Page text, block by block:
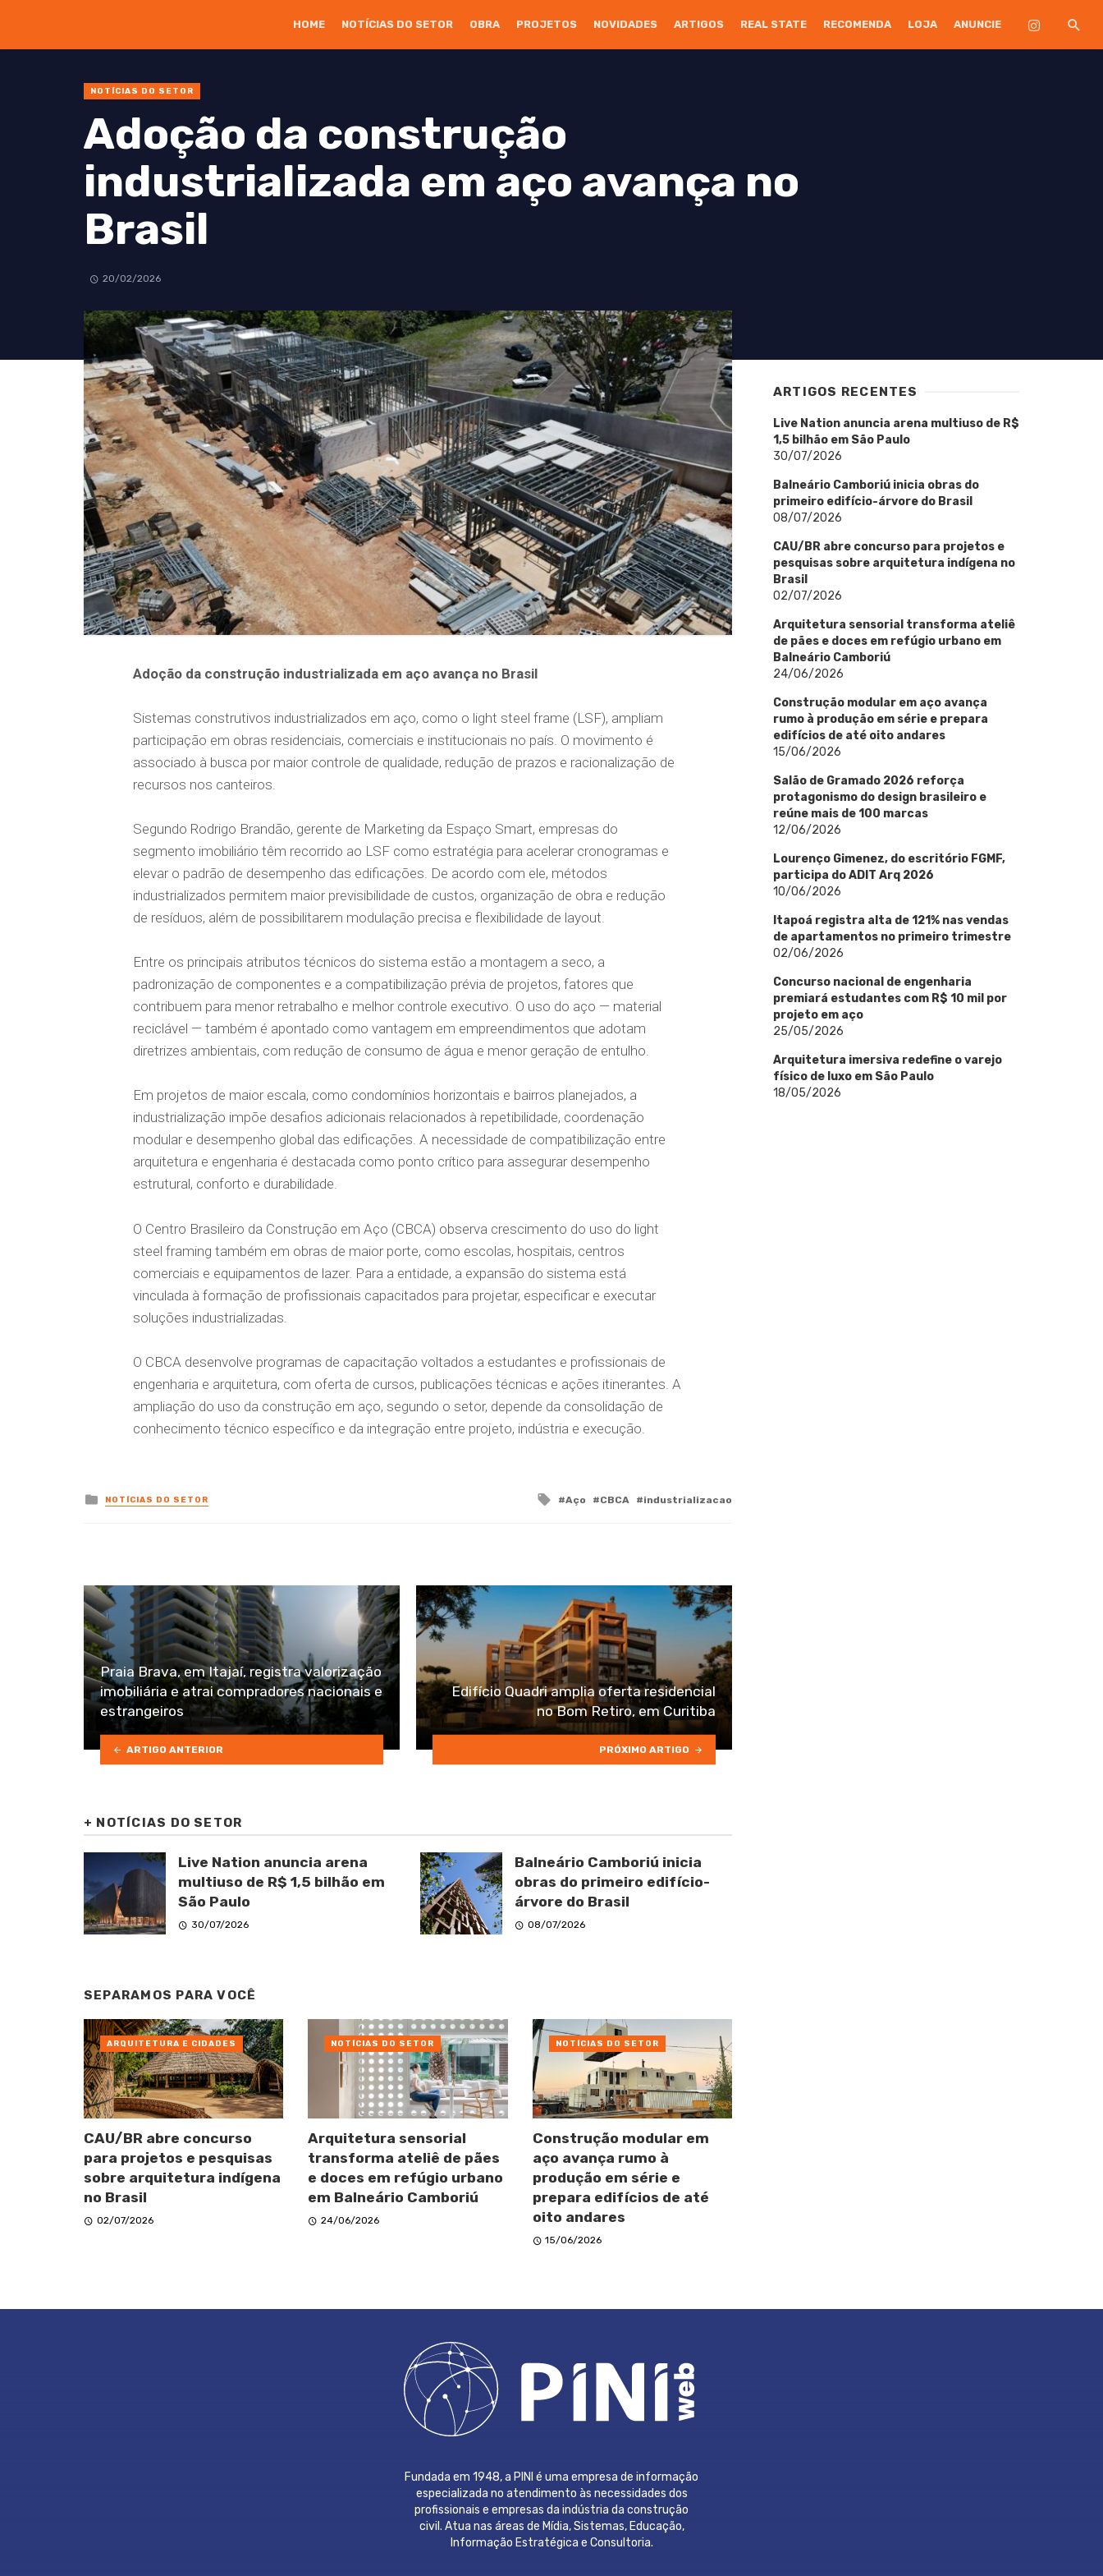
HOME NOTÍCIAS DO SETOR OBRA PROJETOS NOVIDADES ARTIGOS REAL STATE RECOMENDA LOJA ANUNCIE
NOTÍCIAS DO SETOR
Adoção da construção
industrializada em aço avança no
Brasil
20/02/2026
Adoção da construção industrializada em aço avança no Brasil
Sistemas construtivos industrializados em aço, como o light steel frame (LSF), ampliam
participação em obras residenciais, comerciais e institucionais no país. O movimento é
associado à busca por maior controle de qualidade, redução de prazos e racionalização de
recursos nos canteiros.
Segundo Rodrigo Brandão, gerente de Marketing da Espaço Smart, empresas do
segmento imobiliário têm recorrido ao LSF como estratégia para acelerar cronogramas e
elevar o padrão de desempenho das edificações. De acordo com ele, métodos
industrializados permitem maior previsibilidade de custos, organização de obra e redução
de resíduos, além de possibilitarem modulação precisa e flexibilidade de layout.
Entre os principais atributos técnicos do sistema estão a montagem a seco, a
padronização de componentes e a compatibilização prévia de projetos, fatores que
contribuem para menor retrabalho e melhor controle executivo. O uso do aço — material
reciclável — também é apontado como vantagem em empreendimentos que adotam
diretrizes ambientais, com redução de consumo de água e menor geração de entulho.
Em projetos de maior escala, como condomínios horizontais e bairros planejados, a
industrialização impõe desafios adicionais relacionados à repetibilidade, coordenação
modular e desempenho global das edificações. A necessidade de compatibilização entre
arquitetura e engenharia é destacada como ponto crítico para assegurar desempenho
estrutural, conforto e durabilidade.
O Centro Brasileiro da Construção em Aço (CBCA) observa crescimento do uso do light
steel framing também em obras de maior porte, como escolas, hospitais, centros
comerciais e equipamentos de lazer. Para a entidade, a expansão do sistema está
vinculada à formação de profissionais capacitados para projetar, especificar e executar
soluções industrializadas.
O CBCA desenvolve programas de capacitação voltados a estudantes e profissionais de
engenharia e arquitetura, com oferta de cursos, publicações técnicas e ações itinerantes. A
ampliação do uso da construção em aço, segundo o setor, depende da consolidação de
conhecimento técnico específico e da integração entre projeto, indústria e execução.
Posted
in
NOTÍCIAS DO SETOR
Tagged
Aço CBCA industrializacao
Praia Brava, em Itajaí, registra valorização
imobiliária e atrai compradores nacionais e
estrangeiros
ARTIGO ANTERIOR
Edifício Quadri amplia oferta residencial
no Bom Retiro, em Curitiba
PRÓXIMO ARTIGO
+ NOTÍCIAS DO SETOR
Live Nation anuncia arena
multiuso de R$ 1,5 bilhão em
São Paulo
30/07/2026
Balneário Camboriú inicia
obras do primeiro edifício-
árvore do Brasil
08/07/2026
SEPARAMOS PARA VOCÊ
CAU/BR abre concurso
para projetos e pesquisas
sobre arquitetura indígena
no Brasil
02/07/2026
ARQUITETURA E CIDADES
Arquitetura sensorial
transforma ateliê de pães
e doces em refúgio urbano
em Balneário Camboriú
24/06/2026
NOTÍCIAS DO SETOR
Construção modular em
aço avança rumo à
produção em série e
prepara edifícios de até
oito andares
15/06/2026
NOTÍCIAS DO SETOR
ARTIGOS RECENTES
Live Nation anuncia arena multiuso de R$
1,5 bilhão em São Paulo
30/07/2026
Balneário Camboriú inicia obras do
primeiro edifício-árvore do Brasil
08/07/2026
CAU/BR abre concurso para projetos e
pesquisas sobre arquitetura indígena no
Brasil
02/07/2026
Arquitetura sensorial transforma ateliê
de pães e doces em refúgio urbano em
Balneário Camboriú
24/06/2026
Construção modular em aço avança
rumo à produção em série e prepara
edifícios de até oito andares
15/06/2026
Salão de Gramado 2026 reforça
protagonismo do design brasileiro e
reúne mais de 100 marcas
12/06/2026
Lourenço Gimenez, do escritório FGMF,
participa do ADIT Arq 2026
10/06/2026
Itapoá registra alta de 121% nas vendas
de apartamentos no primeiro trimestre
02/06/2026
Concurso nacional de engenharia
premiará estudantes com R$ 10 mil por
projeto em aço
25/05/2026
Arquitetura imersiva redefine o varejo
físico de luxo em São Paulo
18/05/2026
Fundada em 1948, a PINI é uma empresa de informação
especializada no atendimento às necessidades dos
profissionais e empresas da indústria da construção
civil. Atua nas áreas de Mídia, Sistemas, Educação,
Informação Estratégica e Consultoria.